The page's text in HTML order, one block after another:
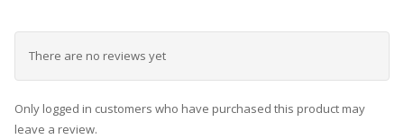
There are no reviews yet
Only logged in customers who have purchased this product may
leave a review.